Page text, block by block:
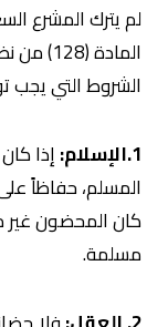
لم يترك المشرع
الشروط التي يجب
1.الإسلام:
إذا
المسلم، حفاظاً
كان المحضون غير
مسلمة.